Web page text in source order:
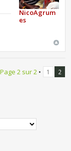
NicoAgrum
es
Page 2sur2• 1 2